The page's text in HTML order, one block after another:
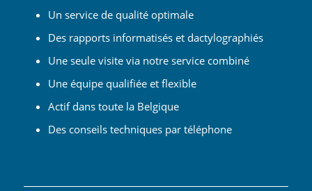
Un service de qualité optimale
Des rapports informatisés et dactylographiés
Une seule visite via notre service combiné
Une équipe qualifiée et flexible
Actif dans toute la Belgique
Des conseils techniques par téléphone